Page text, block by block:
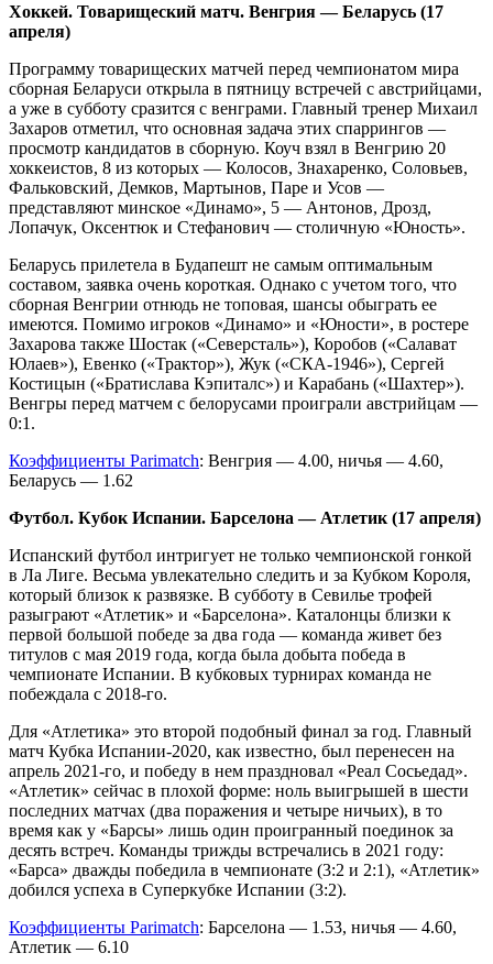
Хоккей. Товарищеский матч. Венгрия — Беларусь (17
апреля)
Программу товарищеских матчей перед чемпионатом мира
сборная Беларуси открыла в пятницу встречей с австрийцами,
а уже в субботу сразится с венграми. Главный тренер Михаил
Захаров отметил, что основная задача этих спаррингов —
просмотр кандидатов в сборную. Коуч взял в Венгрию 20
хоккеистов, 8 из которых — Колосов, Знахаренко, Соловьев,
Фальковский, Демков, Мартынов, Паре и Усов —
представляют минское «Динамо», 5 — Антонов, Дрозд,
Лопачук, Оксентюк и Стефанович — столичную «Юность».
Беларусь прилетела в Будапешт не самым оптимальным
составом, заявка очень короткая. Однако с учетом того, что
сборная Венгрии отнюдь не топовая, шансы обыграть ее
имеются. Помимо игроков «Динамо» и «Юности», в ростере
Захарова также Шостак («Северсталь»), Коробов («Салават
Юлаев»), Евенко («Трактор»), Жук («СКА-1946»), Сергей
Костицын («Братислава Кэпиталс») и Карабань («Шахтер»).
Венгры перед матчем с белорусами проиграли австрийцам —
0:1.
Коэффициенты Parimatch: Венгрия — 4.00, ничья — 4.60,
Беларусь — 1.62
Футбол. Кубок Испании. Барселона — Атлетик (17 апреля)
Испанский футбол интригует не только чемпионской гонкой
в Ла Лиге. Весьма увлекательно следить и за Кубком Короля,
который близок к развязке. В субботу в Севилье трофей
разыграют «Атлетик» и «Барселона». Каталонцы близки к
первой большой победе за два года — команда живет без
титулов с мая 2019 года, когда была добыта победа в
чемпионате Испании. В кубковых турнирах команда не
побеждала с 2018-го.
Для «Атлетика» это второй подобный финал за год. Главный
матч Кубка Испании-2020, как известно, был перенесен на
апрель 2021-го, и победу в нем праздновал «Реал Сосьедад».
«Атлетик» сейчас в плохой форме: ноль выигрышей в шести
последних матчах (два поражения и четыре ничьих), в то
время как у «Барсы» лишь один проигранный поединок за
десять встреч. Команды трижды встречались в 2021 году:
«Барса» дважды победила в чемпионате (3:2 и 2:1), «Атлетик»
добился успеха в Суперкубке Испании (3:2).
Коэффициенты Parimatch: Барселона — 1.53, ничья — 4.60,
Атлетик — 6.10